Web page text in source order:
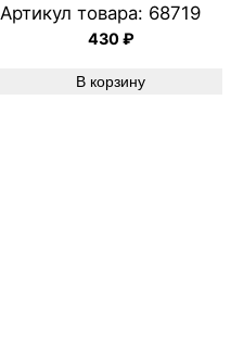
Артикул товара: 68719
430₽
В корзину